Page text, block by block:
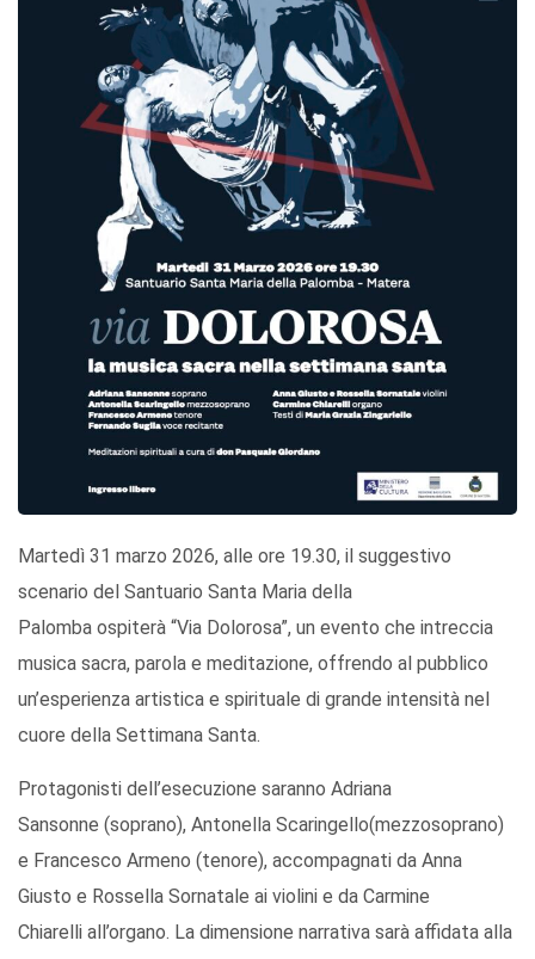
Martedì 31 marzo 2026, alle ore 19.30, il suggestivo
scenario del Santuario Santa Maria della
Palomba ospiterà “Via Dolorosa”, un evento che intreccia
musica sacra, parola e meditazione, offrendo al pubblico
un’esperienza artistica e spirituale di grande intensità nel
cuore della Settimana Santa.
Protagonisti dell’esecuzione saranno Adriana
Sansonne (soprano), Antonella Scaringello(mezzosoprano)
e Francesco Armeno (tenore), accompagnati da Anna
Giusto e Rossella Sornatale ai violini e da Carmine
Chiarelli all’organo. La dimensione narrativa sarà affidata alla